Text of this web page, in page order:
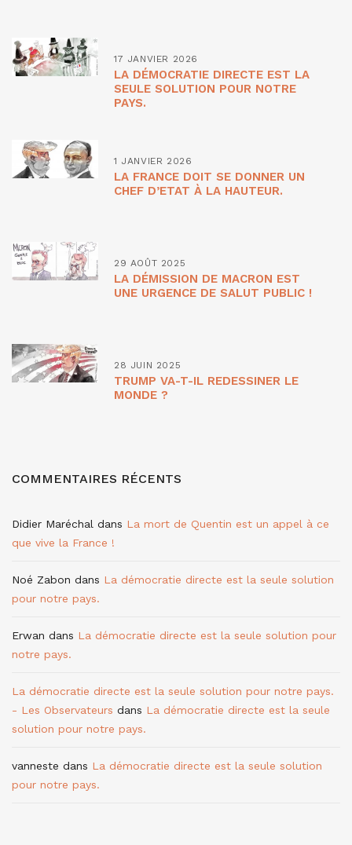
17 JANVIER 2026
LA DÉMOCRATIE DIRECTE EST LA
SEULE SOLUTION POUR NOTRE
PAYS.
1 JANVIER 2026
LA FRANCE DOIT SE DONNER UN
CHEF D’ETAT À LA HAUTEUR.
29 AOÛT 2025
LA DÉMISSION DE MACRON EST
UNE URGENCE DE SALUT PUBLIC !
28 JUIN 2025
TRUMP VA-T-IL REDESSINER LE
MONDE ?
COMMENTAIRES RÉCENTS
Didier Maréchal dans La mort de Quentin est un appel à ce
que vive la France !
Noé Zabon dans La démocratie directe est la seule solution
pour notre pays.
Erwan dans La démocratie directe est la seule solution pour
notre pays.
La démocratie directe est la seule solution pour notre pays.
- Les Observateurs dans La démocratie directe est la seule
solution pour notre pays.
vanneste dans La démocratie directe est la seule solution
pour notre pays.